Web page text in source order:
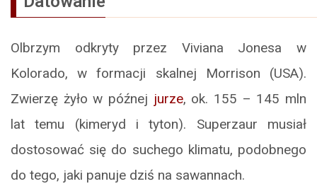
Olbrzym odkryty przez Viviana Jonesa w
Kolorado, w formacji skalnej Morrison (USA).
Zwierzę żyło w późnej jurze, ok. 155 – 145 mln
lat temu (kimeryd i tyton). Superzaur musiał
dostosować się do suchego klimatu, podobnego
do tego, jaki panuje dziś na sawannach.